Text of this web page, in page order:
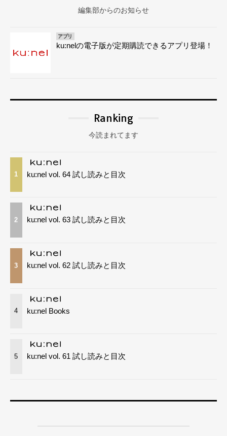
編集部からのお知らせ
アプリ
ku:nelの電子版が定期購読できるアプリ登場！
Ranking
今読まれてます
1 ku:nel vol. 64 試し読みと目次
2 ku:nel vol. 63 試し読みと目次
3 ku:nel vol. 62 試し読みと目次
4 ku:nel Books
5 ku:nel vol. 61 試し読みと目次